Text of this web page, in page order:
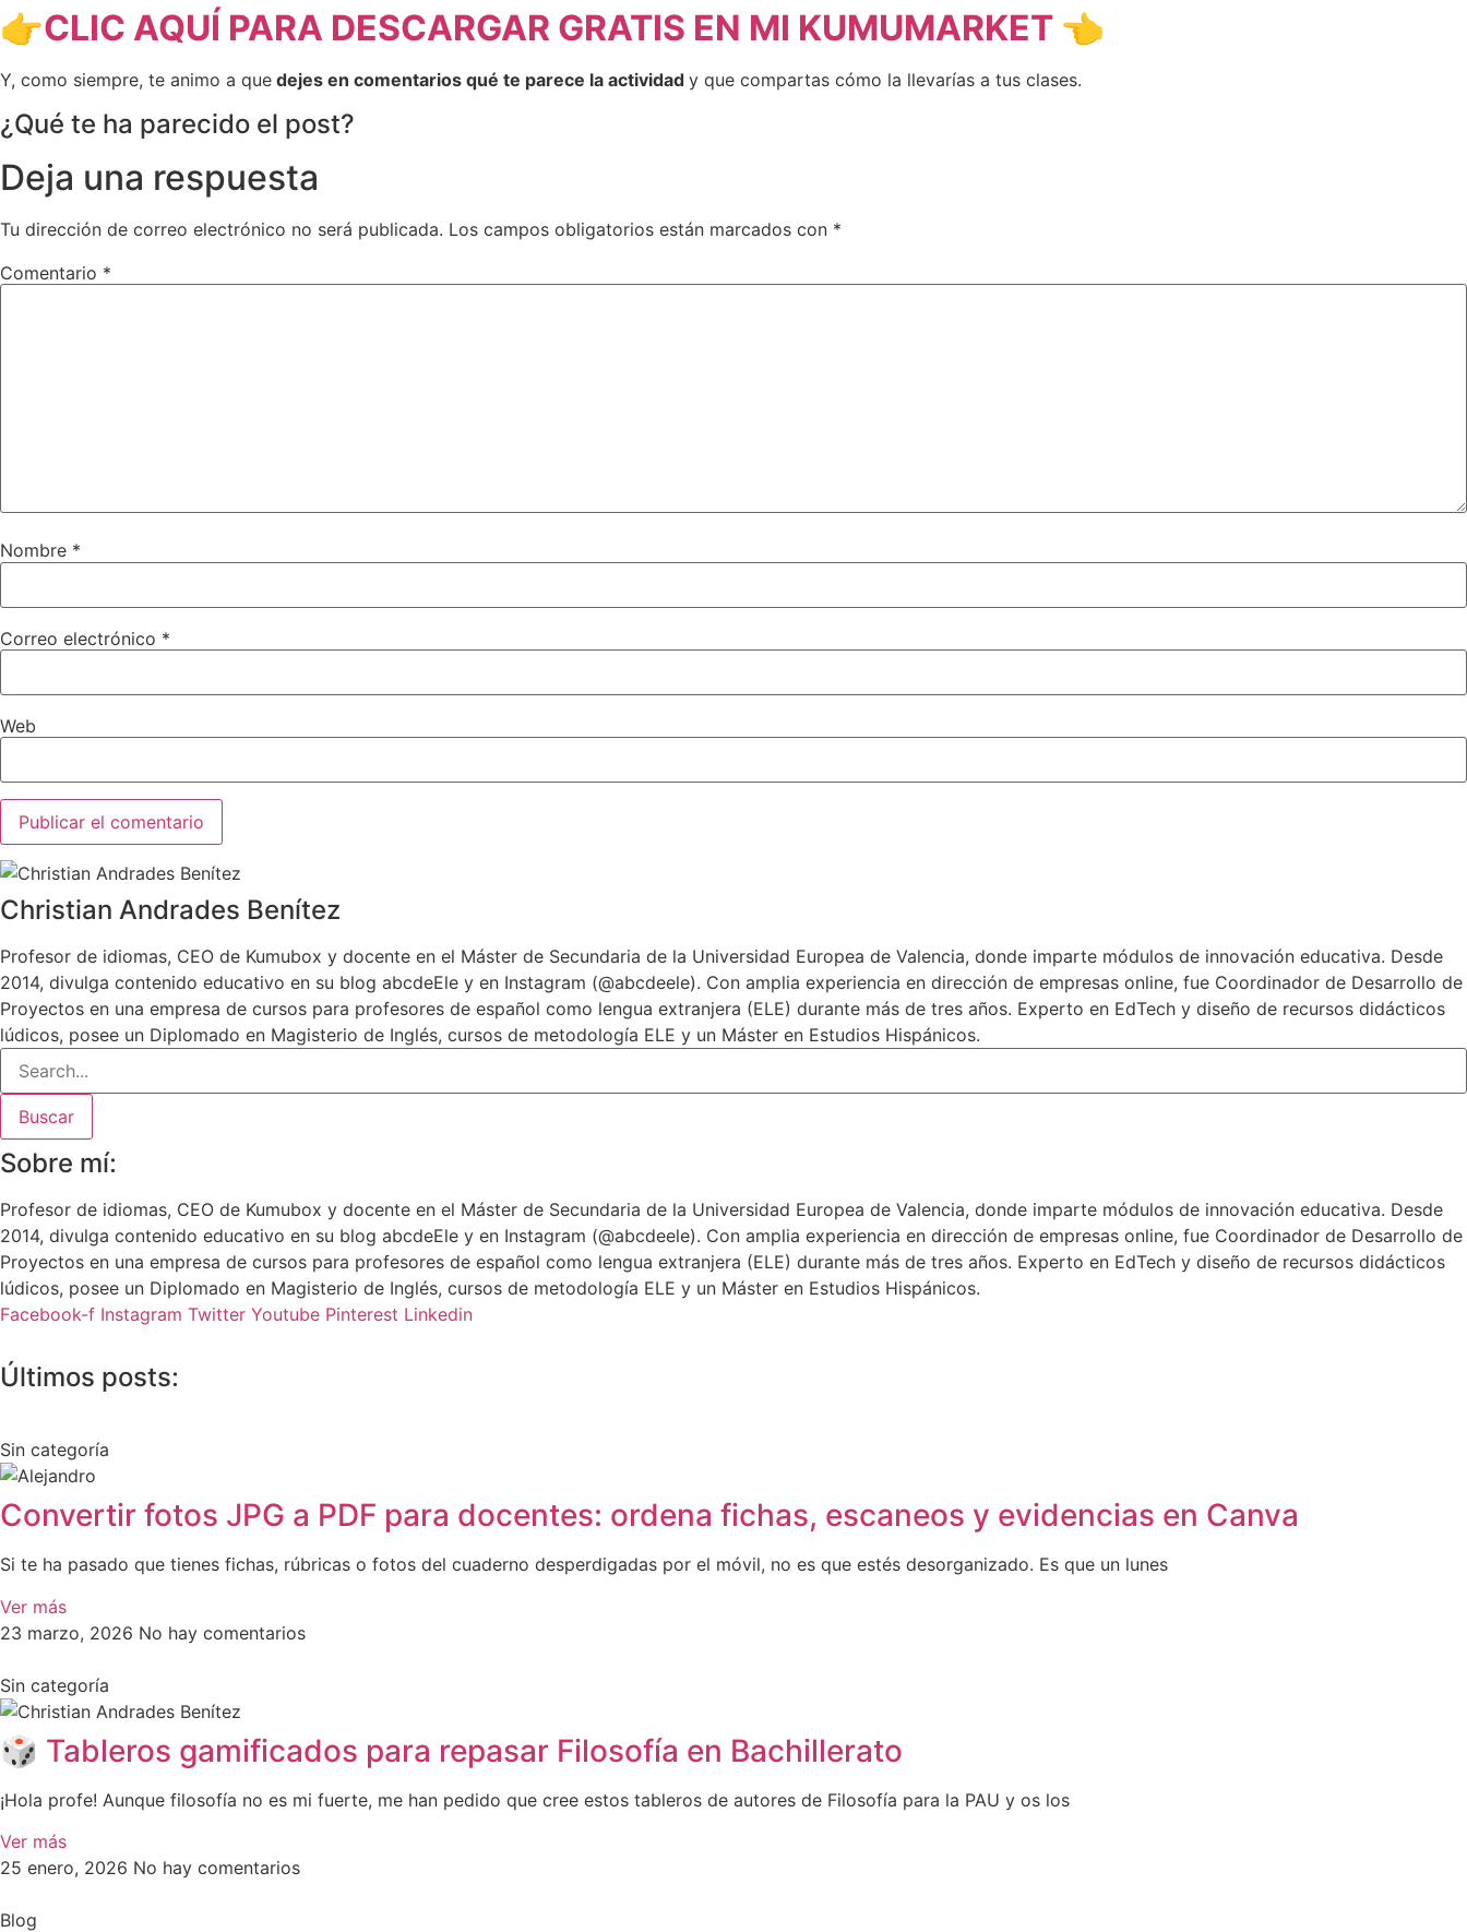
👉CLIC AQUÍ PARA DESCARGAR GRATIS EN MI KUMUMARKET 👈
Y, como siempre, te animo a que dejes en comentarios qué te parece la actividad y que compartas cómo la llevarías a tus clases.
¿Qué te ha parecido el post?
Deja una respuesta
Tu dirección de correo electrónico no será publicada. Los campos obligatorios están marcados con *
Comentario *
Nombre *
Correo electrónico *
Web
Christian Andrades Benítez
Profesor de idiomas, CEO de Kumubox y docente en el Máster de Secundaria de la Universidad Europea de Valencia, donde imparte módulos de innovación educativa. Desde
2014, divulga contenido educativo en su blog abcdeEle y en Instagram (@abcdeele). Con amplia experiencia en dirección de empresas online, fue Coordinador de Desarrollo de
Proyectos en una empresa de cursos para profesores de español como lengua extranjera (ELE) durante más de tres años. Experto en EdTech y diseño de recursos didácticos
lúdicos, posee un Diplomado en Magisterio de Inglés, cursos de metodología ELE y un Máster en Estudios Hispánicos.
Buscar
Sobre mí:
Profesor de idiomas, CEO de Kumubox y docente en el Máster de Secundaria de la Universidad Europea de Valencia, donde imparte módulos de innovación educativa. Desde
2014, divulga contenido educativo en su blog abcdeEle y en Instagram (@abcdeele). Con amplia experiencia en dirección de empresas online, fue Coordinador de Desarrollo de
Proyectos en una empresa de cursos para profesores de español como lengua extranjera (ELE) durante más de tres años. Experto en EdTech y diseño de recursos didácticos
lúdicos, posee un Diplomado en Magisterio de Inglés, cursos de metodología ELE y un Máster en Estudios Hispánicos.
Facebook-f Instagram Twitter Youtube Pinterest Linkedin
Últimos posts:
Sin categoría
Convertir fotos JPG a PDF para docentes: ordena fichas, escaneos y evidencias en Canva
Si te ha pasado que tienes fichas, rúbricas o fotos del cuaderno desperdigadas por el móvil, no es que estés desorganizado. Es que un lunes
Ver más
23 marzo, 2026 No hay comentarios
Sin categoría
🎲 Tableros gamificados para repasar Filosofía en Bachillerato
¡Hola profe! Aunque filosofía no es mi fuerte, me han pedido que cree estos tableros de autores de Filosofía para la PAU y os los
Ver más
25 enero, 2026 No hay comentarios
Blog